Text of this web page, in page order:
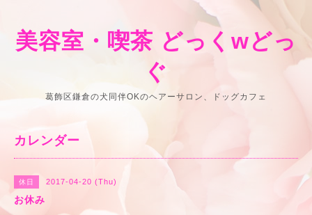
美容室・喫茶 どっくwどっ
ぐ
葛飾区鎌倉の犬同伴OKのヘアーサロン、ドッグカフェ
カレンダー
休日 2017-04-20 (Thu)
お休み